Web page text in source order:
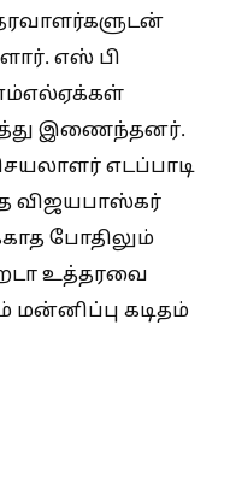
எஸ் பி
எம்எல்ஏக்கள்
இணைந்தனர்.
எடப்பாடி
விஜயபாஸ்கர்
போதிலும்
உத்தரவை
மன்னிப்பு கடிதம்